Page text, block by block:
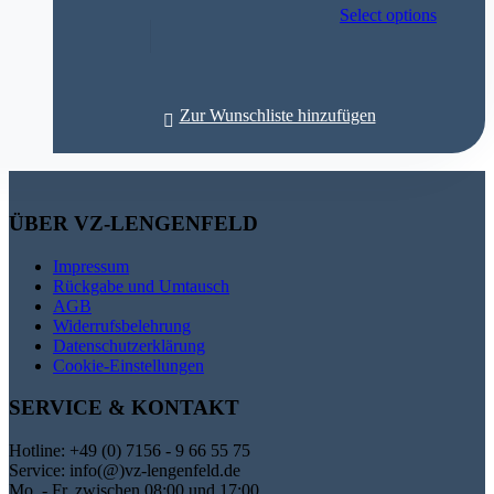
Select options
Zur Wunschliste hinzufügen
ÜBER VZ-LENGENFELD
Impressum
Rückgabe und Umtausch
AGB
Widerrufsbelehrung
Datenschutzerklärung
Cookie-Einstellungen
SERVICE & KONTAKT
Hotline: +49 (0) 7156 - 9 66 55 75
Service: info(@)vz-lengenfeld.de